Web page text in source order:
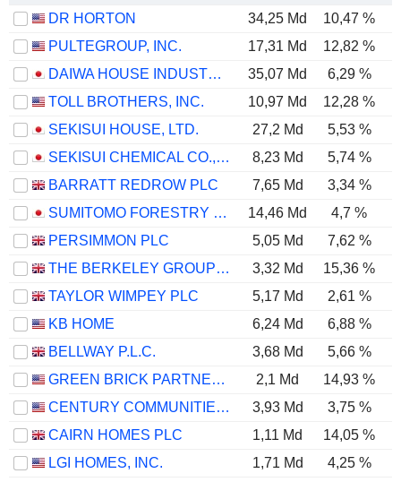
DR HORTON
34,25 Md 10,47 %
PULTEGROUP, INC.
17,31 Md 12,82 %
DAIWA HOUSE INDUSTRY CO., LTD.
35,07 Md 6,29 %
TOLL BROTHERS, INC.
10,97 Md 12,28 %
SEKISUI HOUSE, LTD.
27,2 Md 5,53 %
SEKISUI CHEMICAL CO., LTD.
8,23 Md 5,74 %
BARRATT REDROW PLC
7,65 Md 3,34 %
SUMITOMO FORESTRY CO., LTD.
14,46 Md 4,7 %
PERSIMMON PLC
5,05 Md 7,62 %
THE BERKELEY GROUP HOLDINGS PLC
3,32 Md 15,36 %
TAYLOR WIMPEY PLC
5,17 Md 2,61 %
KB HOME
6,24 Md 6,88 %
BELLWAY P.L.C.
3,68 Md 5,66 %
GREEN BRICK PARTNERS, INC.
2,1 Md 14,93 %
CENTURY COMMUNITIES, INC.
3,93 Md 3,75 %
CAIRN HOMES PLC
1,11 Md 14,05 %
LGI HOMES, INC.
1,71 Md 4,25 %